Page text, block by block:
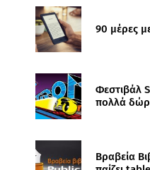
90 μέρες
Φεστιβάλ
πολλά
Βραβεία